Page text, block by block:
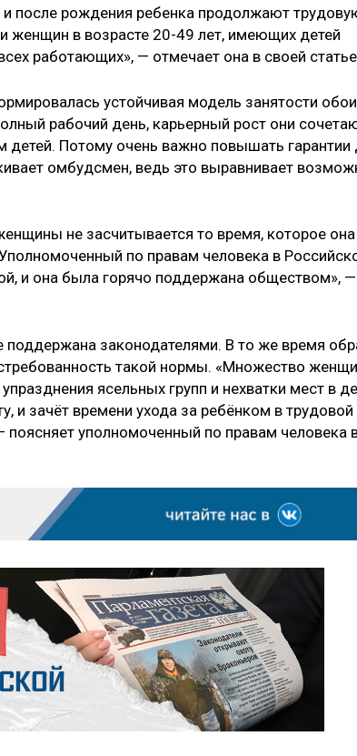
после рождения ребенка продолжают
женщин в возрасте 20-49 лет, имеющих детей
работающих», — отмечает она в своей
устойчивая модель занятости
рабочий день, карьерный рост они
Потому очень важно повышать гарантии
омбудсмен, ведь это выравнивает
не засчитывается то время, которое она
по правам человека в
и она была горячо поддержана обществом», —
поддержана законодателями. В то же время
такой нормы. «Множество
ясельных групп и нехватки мест в
и зачёт времени ухода за ребёнком в
уполномоченный по правам человека